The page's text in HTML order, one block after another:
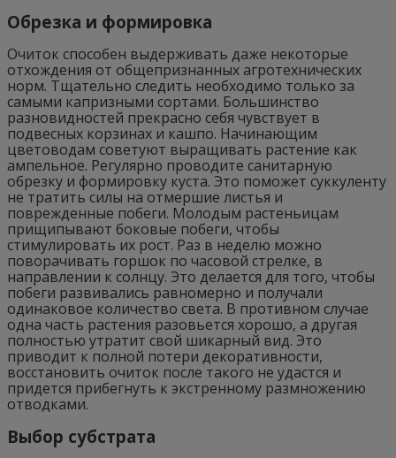
Обрезка и формировка
Очиток способен выдерживать даже некоторые
отхождения от общепризнанных агротехнических
норм. Тщательно следить необходимо только за
самыми капризными сортами. Большинство
разновидностей прекрасно себя чувствует в
подвесных корзинах и кашпо. Начинающим
цветоводам советуют выращивать растение как
ампельное. Регулярно проводите санитарную
обрезку и формировку куста. Это поможет суккуленту
не тратить силы на отмершие листья и
поврежденные побеги. Молодым растеньицам
прищипывают боковые побеги, чтобы
стимулировать их рост. Раз в неделю можно
поворачивать горшок по часовой стрелке, в
направлении к солнцу. Это делается для того, чтобы
побеги развивались равномерно и получали
одинаковое количество света. В противном случае
одна часть растения разовьется хорошо, а другая
полностью утратит свой шикарный вид. Это
приводит к полной потери декоративности,
восстановить очиток после такого не удастся и
придется прибегнуть к экстренному размножению
отводками.
Выбор субстрата